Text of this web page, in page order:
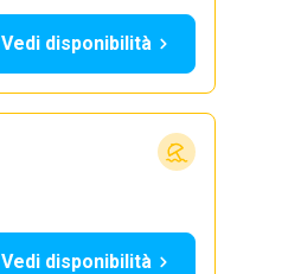
Vedi disponibilità
Vedi disponibilità